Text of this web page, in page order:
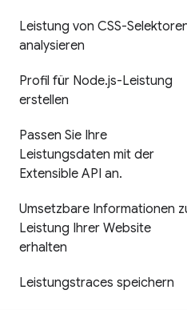
Leistung von CSS-
analysieren
Profil für Node.js-Leistung
erstellen
Passen Sie Ihre
Leistungsdaten mit der
Extensible API an.
Umsetzbare Informationen
Leistung Ihrer Website
erhalten
Leistungstraces speichern